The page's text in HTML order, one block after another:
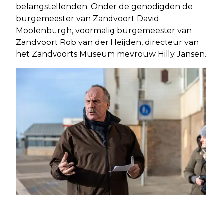
belangstellenden. Onder de genodigden de
burgemeester van Zandvoort David
Moolenburgh, voormalig burgemeester van
Zandvoort Rob van der Heijden, directeur van
het Zandvoorts Museum mevrouw Hilly Jansen.